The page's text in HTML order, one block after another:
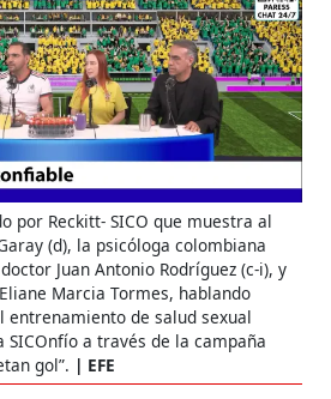
por Reckitt- SICO que muestra al
(d), la psicóloga colombiana
Juan Antonio Rodríguez (c-i), y
Marcia Tormes, hablando
de salud sexual
SICOnfío a través de la campaña
gol”.
EFE